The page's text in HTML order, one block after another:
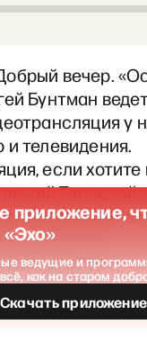
вечер.
Бунтман
у
телевидения.
если
Троицкий,
освежить
мнение».
приложение,
ведущие и
как на старом
Скачать приложение